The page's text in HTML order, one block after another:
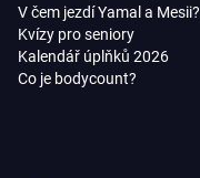
V čem jezdí Yamal a Mesii?
Kvízy pro seniory
Kalendář úplňků 2026
Co je bodycount?